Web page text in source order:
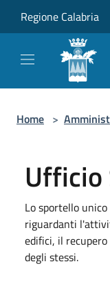
Regione Calabria
Home >
Ufficio
Lo sportello
riguardanti
edifici, il
degli stessi.